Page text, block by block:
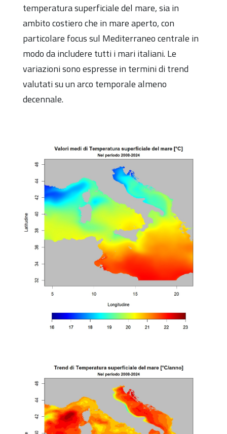
temperatura superficiale del mare, sia in
ambito costiero che in mare aperto, con
particolare focus sul Mediterraneo centrale in
modo da includere tutti i mari italiani. Le
variazioni sono espresse in termini di trend
valutati su un arco temporale almeno
decennale.